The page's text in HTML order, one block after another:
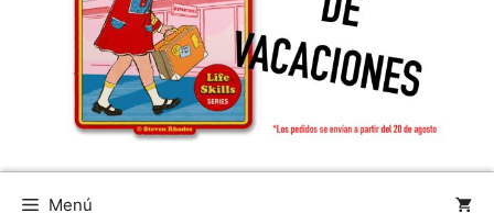
Menú